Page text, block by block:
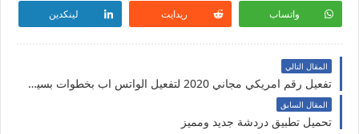
واتساب ريدايت لينكدين
المقال التالي
تفعيل رقم امريكي مجاني 2020 لتفعيل الواتس اب بخطوات بسيطة
المقال السابق
تحميل تطبيق دردشة جديد ومميز